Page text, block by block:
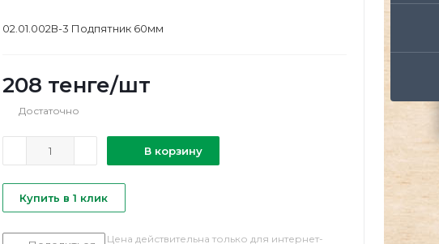
02.01.002В-3 Подпятник 60мм
208 тенге/шт
Достаточно
В корзину
Купить в 1 клик
Цена действительна только для интернет-